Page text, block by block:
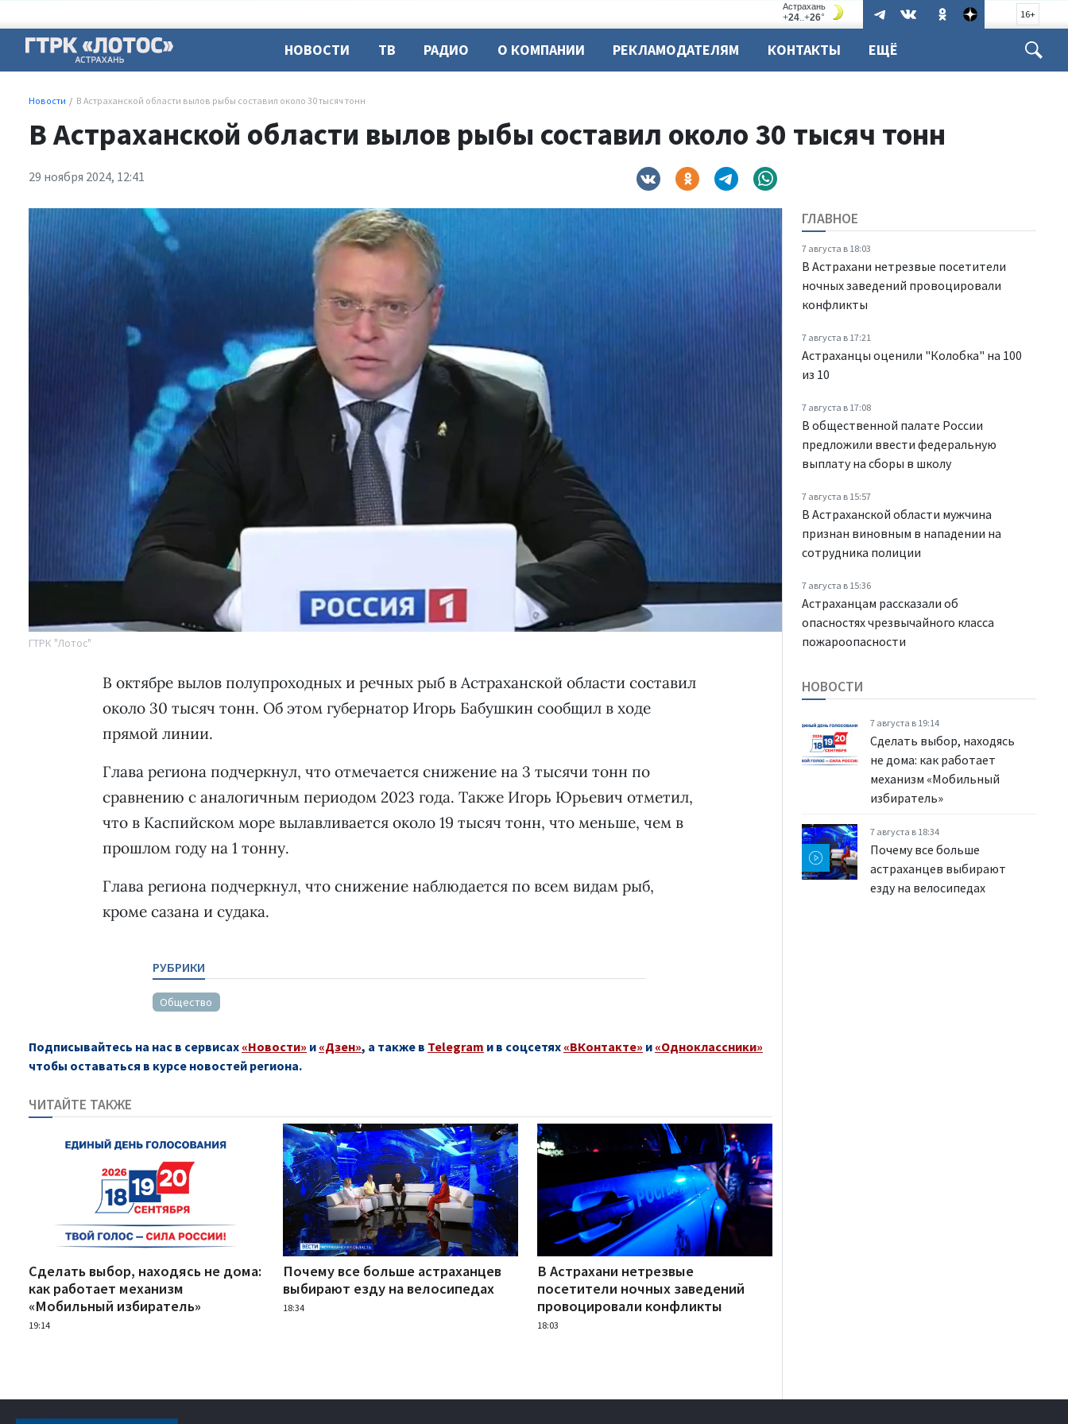
16+
НОВОСТИ ТВ РАДИО О КОМПАНИИ РЕКЛАМОДАТЕЛЯМ КОНТАКТЫ ЕЩЁ
Новости В Астраханской области вылов рыбы составил около 30 тысяч тонн
В Астраханской области вылов рыбы составил около 30 тысяч тонн
29 ноября 2024, 12:41
ГТРК "Лотос"
ГЛАВНОЕ
7 августа в 18:03
В Астрахани нетрезвые посетители
ночных заведений провоцировали
конфликты
7 августа в 17:21
Астраханцы оценили "Колобка" на 100
из 10
7 августа в 17:08
В общественной палате России
предложили ввести федеральную
выплату на сборы в школу
7 августа в 15:57
В Астраханской области мужчина
признан виновным в нападении на
сотрудника полиции
7 августа в 15:36
Астраханцам рассказали об
опасностях чрезвычайного класса
пожароопасности
В октябре вылов полупроходных и речных рыб в Астраханской области составил
около 30 тысяч тонн. Об этом губернатор Игорь Бабушкин сообщил в ходе
прямой линии.
Глава региона подчеркнул, что отмечается снижение на 3 тысячи тонн по
сравнению с аналогичным периодом 2023 года. Также Игорь Юрьевич отметил,
что в Каспийском море вылавливается около 19 тысяч тонн, что меньше, чем в
прошлом году на 1 тонну.
Глава региона подчеркнул, что снижение наблюдается по всем видам рыб,
кроме сазана и судака.
РУБРИКИ
Общество
Подписывайтесь на нас в сервисах «Новости» и «Дзен», а также в Telegram и в соцсетях «ВКонтакте» и «Одноклассники»
чтобы оставаться в курсе новостей региона.
ЧИТАЙТЕ ТАКЖЕ
Сделать выбор, находясь не дома:
как работает механизм
«Мобильный избиратель»
19:14
Почему все больше астраханцев
выбирают езду на велосипедах
18:34
В Астрахани нетрезвые
посетители ночных заведений
провоцировали конфликты
18:03
НОВОСТИ
7 августа в 19:14
Сделать выбор, находясь
не дома: как работает
механизм «Мобильный
избиратель»
7 августа в 18:34
Почему все больше
астраханцев выбирают
езду на велосипедах